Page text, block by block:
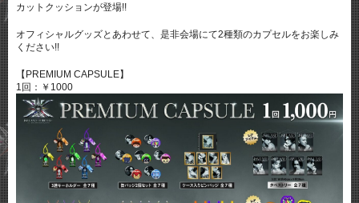
カットクッションが登場!!
オフィシャルグッズとあわせて、是非会場にて2種類のカプセルをお楽しみ
ください!!
【PREMIUM CAPSULE】
1回：￥1000